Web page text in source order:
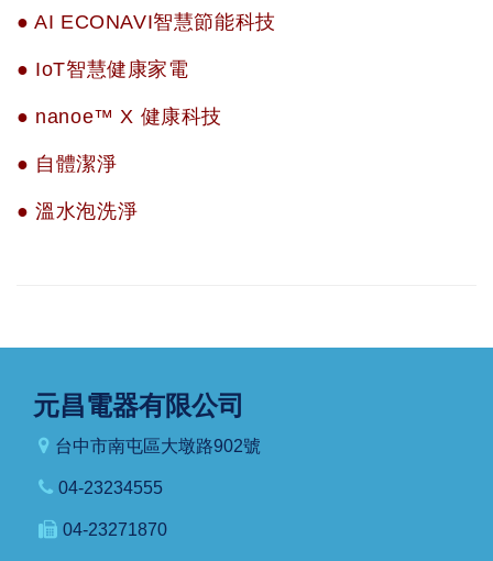
● AI ECONAVI智慧節能科技
● IoT智慧健康家電
● nanoe™ X 健康科技
● 自體潔淨
● 溫水泡洗淨
元昌電器有限公司
台中市南屯區大墩路902號
04-23234555
04-23271870